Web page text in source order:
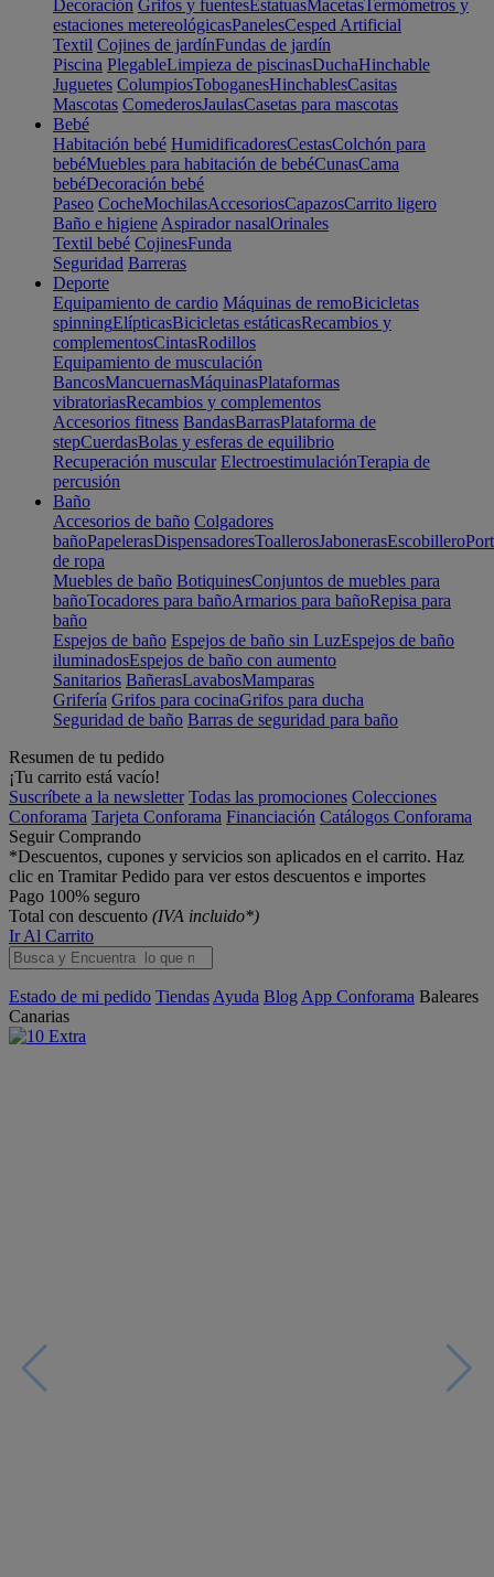
Decoración Grifos y fuentesEstatuasMacetasTermómetros y
estaciones metereológicasPanelesCesped Artificial
Textil Cojines de jardínFundas de jardín
Piscina PlegableLimpieza de piscinasDuchaHinchable
Juguetes ColumpiosToboganesHinchablesCasitas
Mascotas ComederosJaulasCasetas para mascotas
Bebé
Habitación bebé HumidificadoresCestasColchón para
bebéMuebles para habitación de bebéCunasCama
bebéDecoración bebé
Paseo CocheMochilasAccesoriosCapazosCarrito ligero
Baño e higiene Aspirador nasalOrinales
Textil bebé CojinesFunda
Seguridad Barreras
Deporte
Equipamiento de cardio Máquinas de remoBicicletas
spinningElípticasBicicletas estáticasRecambios y
complementosCintasRodillos
Equipamiento de musculación
BancosMancuernasMáquinasPlataformas
vibratoriasRecambios y complementos
Accesorios fitness BandasBarrasPlataforma de
stepCuerdasBolas y esferas de equilibrio
Recuperación muscular ElectroestimulaciónTerapia de
percusión
Baño
Accesorios de baño Colgadores
bañoPapelerasDispensadoresToallerosJabonerasEscobillero
de ropa
Muebles de baño BotiquinesConjuntos de muebles para
bañoTocadores para bañoArmarios para bañoRepisa para
baño
Espejos de baño Espejos de baño sin LuzEspejos de baño
iluminadosEspejos de baño con aumento
Sanitarios BañerasLavabosMamparas
Grifería Grifos para cocinaGrifos para ducha
Seguridad de baño Barras de seguridad para baño
Resumen de tu pedido
¡Tu carrito está vacío!
Suscríbete a la newsletter Todas las promociones Colecciones
Conforama Tarjeta Conforama Financiación Catálogos Conforama
Seguir Comprando
*Descuentos, cupones y servicios son aplicados en el carrito. Haz
clic en Tramitar Pedido para ver estos descuentos e importes
Pago 100% seguro
Total con descuento (IVA incluido*)
Ir Al Carrito
Estado de mi pedido Tiendas Ayuda Blog App Conforama Baleares
Canarias